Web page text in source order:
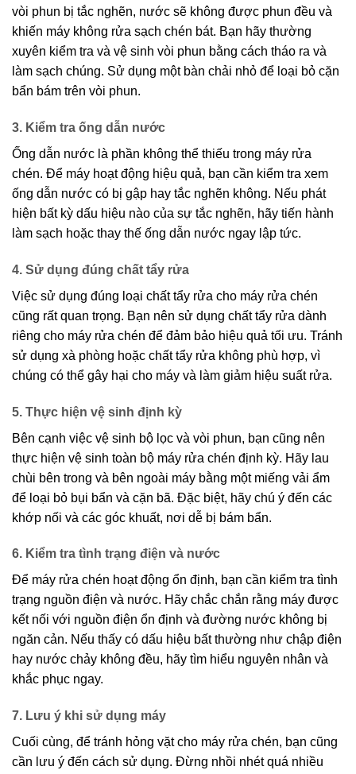
vòi phun bị tắc nghẽn, nước sẽ không được phun đều và
khiến máy không rửa sạch chén bát. Bạn hãy thường
xuyên kiểm tra và vệ sinh vòi phun bằng cách tháo ra và
làm sạch chúng. Sử dụng một bàn chải nhỏ để loại bỏ cặn
bẩn bám trên vòi phun.
3. Kiểm tra ống dẫn nước
Ống dẫn nước là phần không thể thiếu trong máy rửa
chén. Để máy hoạt động hiệu quả, bạn cần kiểm tra xem
ống dẫn nước có bị gập hay tắc nghẽn không. Nếu phát
hiện bất kỳ dấu hiệu nào của sự tắc nghẽn, hãy tiến hành
làm sạch hoặc thay thế ống dẫn nước ngay lập tức.
4. Sử dụng đúng chất tẩy rửa
Việc sử dụng đúng loại chất tẩy rửa cho máy rửa chén
cũng rất quan trọng. Bạn nên sử dụng chất tẩy rửa dành
riêng cho máy rửa chén để đảm bảo hiệu quả tối ưu. Tránh
sử dụng xà phòng hoặc chất tẩy rửa không phù hợp, vì
chúng có thể gây hại cho máy và làm giảm hiệu suất rửa.
5. Thực hiện vệ sinh định kỳ
Bên cạnh việc vệ sinh bộ lọc và vòi phun, bạn cũng nên
thực hiện vệ sinh toàn bộ máy rửa chén định kỳ. Hãy lau
chùi bên trong và bên ngoài máy bằng một miếng vải ẩm
để loại bỏ bụi bẩn và cặn bã. Đặc biệt, hãy chú ý đến các
khớp nối và các góc khuất, nơi dễ bị bám bẩn.
6. Kiểm tra tình trạng điện và nước
Để máy rửa chén hoạt động ổn định, bạn cần kiểm tra tình
trạng nguồn điện và nước. Hãy chắc chắn rằng máy được
kết nối với nguồn điện ổn định và đường nước không bị
ngăn cản. Nếu thấy có dấu hiệu bất thường như chập điện
hay nước chảy không đều, hãy tìm hiểu nguyên nhân và
khắc phục ngay.
7. Lưu ý khi sử dụng máy
Cuối cùng, để tránh hỏng vặt cho máy rửa chén, bạn cũng
cần lưu ý đến cách sử dụng. Đừng nhồi nhét quá nhiều